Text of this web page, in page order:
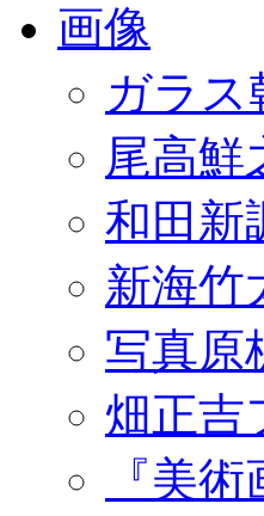
画像
ガラス
尾高鮮
和田新
新海竹
写真原
畑正吉
『美